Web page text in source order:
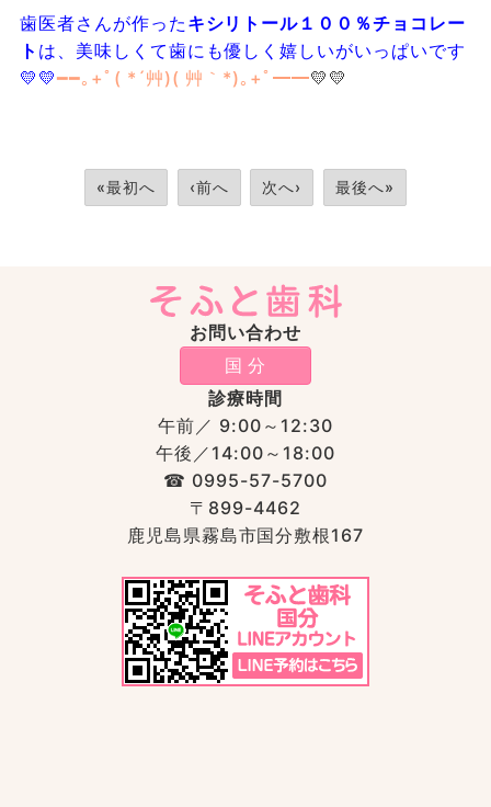
歯医者さんが作った キシリトール１００％チョコレー
ト は、美味しくて歯にも優しく嬉しいがいっぱいです
💛💛━━｡+ﾟ( *´艸)( 艸｀*)｡+ﾟ━━💛💛
«最初へ ‹前へ 次へ› 最後へ»
お問い合わせ
国 分
診療時間
午前／ 9:00～12:30
午後／14:00～18:00
☎︎ 0995-57-5700
〒899-4462
鹿児島県霧島市国分敷根167